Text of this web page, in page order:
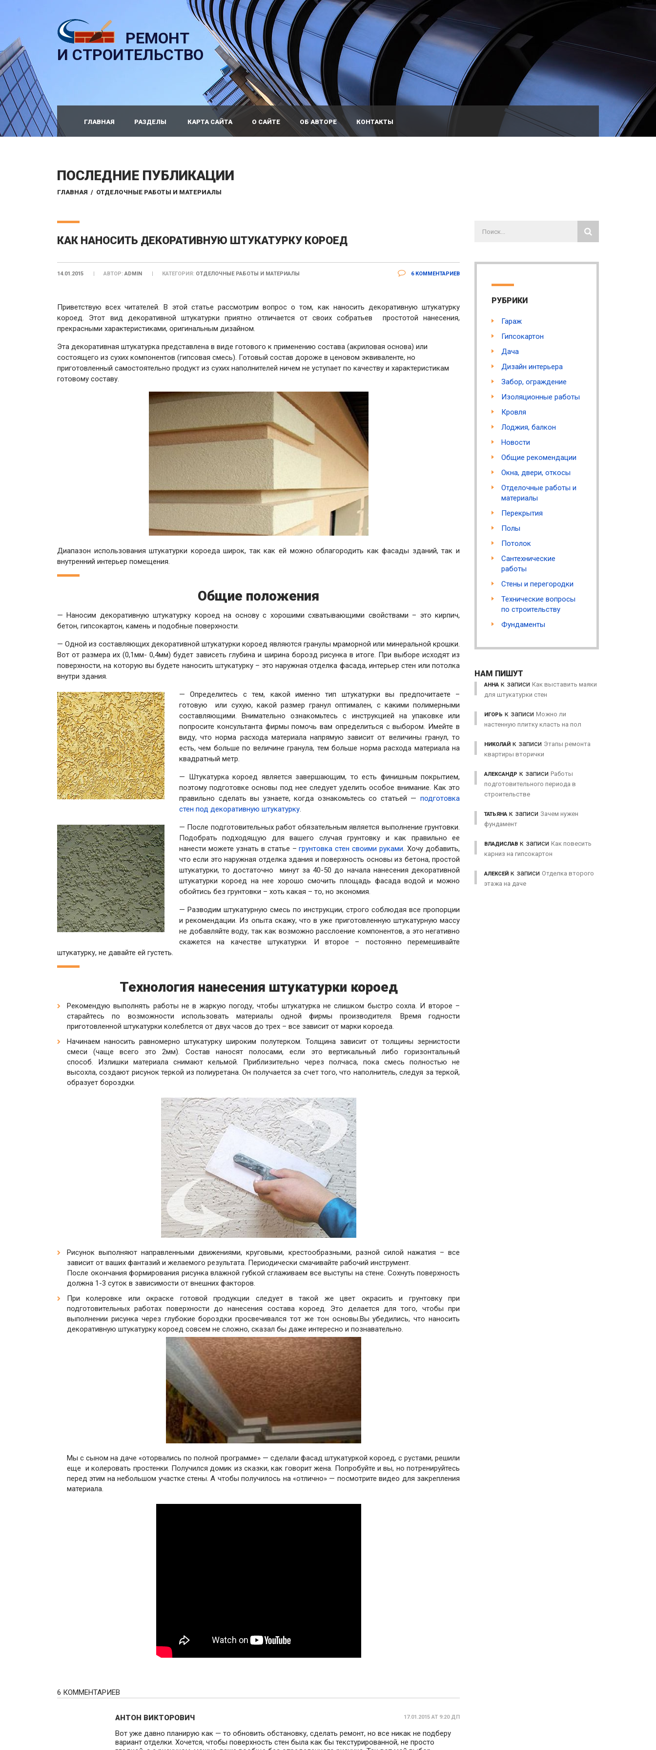
РЕМОНТ
И СТРОИТЕЛЬСТВО
ГЛАВНАЯ РАЗДЕЛЫ КАРТА САЙТА О САЙТЕ ОБ АВТОРЕ КОНТАКТЫ
ПОСЛЕДНИЕ ПУБЛИКАЦИИ
ГЛАВНАЯ / ОТДЕЛОЧНЫЕ РАБОТЫ И МАТЕРИАЛЫ
КАК НАНОСИТЬ ДЕКОРАТИВНУЮ ШТУКАТУРКУ КОРОЕД
14.01.2015 АВТОР:ADMIN КАТЕГОРИЯ: ОТДЕЛОЧНЫЕ РАБОТЫ И МАТЕРИАЛЫ 6 КОММЕНТАРИЕВ
Приветствую всех читателей. В этой статье рассмотрим вопрос о том, как наносить декоративную штукатурку
короед. Этот вид декоративной штукатурки приятно отличается от своих собратьев простотой нанесения,
прекрасными характеристиками, оригинальным дизайном.
Эта декоративная штукатурка представлена в виде готового к применению состава (акриловая основа) или
состоящего из сухих компонентов (гипсовая смесь). Готовый состав дороже в ценовом эквиваленте, но
приготовленный самостоятельно продукт из сухих наполнителей ничем не уступает по качеству и характеристикам
готовому составу.
Диапазон использования штукатурки короеда широк, так как ей можно облагородить как фасады зданий, так и
внутренний интерьер помещения.
Общие положения
— Наносим декоративную штукатурку короед на основу с хорошими схватывающими свойствами – это кирпич,
бетон, гипсокартон, камень и подобные поверхности.
— Одной из составляющих декоративной штукатурки короед являются гранулы мраморной или минеральной крошки.
Вот от размера их (0,1мм- 0,4мм) будет зависеть глубина и ширина борозд рисунка в итоге. При выборе исходят из
поверхности, на которую вы будете наносить штукатурку – это наружная отделка фасада, интерьер стен или потолка
внутри здания.
— Определитесь с тем, какой именно тип штукатурки вы предпочитаете –
готовую или сухую, какой размер гранул оптимален, с какими полимерными
составляющими. Внимательно ознакомьтесь с инструкцией на упаковке или
попросите консультанта фирмы помочь вам определиться с выбором. Имейте в
виду, что норма расхода материала напрямую зависит от величины гранул, то
есть, чем больше по величине гранула, тем больше норма расхода материала на
квадратный метр.
— Штукатурка короед является завершающим, то есть финишным покрытием,
поэтому подготовке основы под нее следует уделить особое внимание. Как это
правильно сделать вы узнаете, когда ознакомьтесь со статьей — подготовка
стен под декоративную штукатурку.
— После подготовительных работ обязательным является выполнение грунтовки.
Подобрать подходящую для вашего случая грунтовку и как правильно ее
нанести можете узнать в статье –грунтовка стен своими руками. Хочу добавить,
что если это наружная отделка здания и поверхность основы из бетона, простой
штукатурки, то достаточно минут за 40-50 до начала нанесения декоративной
штукатурки короед на нее хорошо смочить площадь фасада водой и можно
обойтись без грунтовки – хоть какая – то, но экономия.
— Разводим штукатурную смесь по инструкции, строго соблюдая все пропорции
и рекомендации. Из опыта скажу, что в уже приготовленную штукатурную массу
не добавляйте воду, так как возможно расслоение компонентов, а это негативно
скажется на качестве штукатурки. И второе – постоянно перемешивайте
штукатурку, не давайте ей густеть.
Технология нанесения штукатурки короед
Рекомендую выполнять работы не в жаркую погоду, чтобы штукатурка не слишком быстро сохла. И второе –
старайтесь по возможности использовать материалы одной фирмы производителя. Время годности
приготовленной штукатурки колеблется от двух часов до трех – все зависит от марки короеда.
Начинаем наносить равномерно штукатурку широким полутерком. Толщина зависит от толщины зернистости
смеси (чаще всего это 2мм). Состав наносят полосами, если это вертикальный либо горизонтальный
способ. Излишки материала снимают кельмой. Приблизительно через полчаса, пока смесь полностью не
высохла, создают рисунок теркой из полиуретана. Он получается за счет того, что наполнитель, следуя за теркой,
образует бороздки.
Рисунок выполняют направленными движениями, круговыми, крестообразными, разной силой нажатия – все
зависит от ваших фантазий и желаемого результата. Периодически смачивайте рабочий инструмент.
После окончания формирования рисунка влажной губкой сглаживаем все выступы на стене. Сохнуть поверхность
должна 1-3 суток в зависимости от внешних факторов.
При колеровке или окраске готовой продукции следует в такой же цвет окрасить и грунтовку при
подготовительных работах поверхности до нанесения состава короед. Это делается для того, чтобы при
выполнении рисунка через глубокие бороздки просвечивался тот же тон основы.Вы убедились, что наносить
декоративную штукатурку короед совсем не сложно, сказал бы даже интересно и познавательно.
Мы с сыном на даче «оторвались по полной программе» — сделали фасад штукатуркой короед, с рустами, решили
еще и колеровать простенки. Получился домик из сказки, как говорит жена. Попробуйте и вы, но потренируйтесь
перед этим на небольшом участке стены. А чтобы получилось на «отлично» — посмотрите видео для закрепления
материала.
6 КОММЕНТАРИЕВ
АНТОН ВИКТОРОВИЧ 17.01.2015 AT 9:20 ДП
Вот уже давно планирую как — то обновить обстановку, сделать ремонт, но все никак не подберу
вариант отделки. Хочется, чтобы поверхность стен была как бы текстурированной, не просто
РУБРИКИ
Гараж
Гипсокартон
Дача
Дизайн интерьера
Забор, ограждение
Изоляционные работы
Кровля
Лоджия, балкон
Новости
Общие рекомендации
Окна, двери, откосы
Отделочные работы и
материалы
Перекрытия
Полы
Потолок
Сантехнические
работы
Стены и перегородки
Технические вопросы
по строительству
Фундаменты
НАМ ПИШУТ
АННА к записи Как выставить маяки
для штукатурки стен
ИГОРЬ к записи Можно ли
настенную плитку класть на пол
НИКОЛАЙ к записи Этапы ремонта
квартиры вторички
АЛЕКСАНДР к записи Работы
подготовительного периода в
строительстве
ТАТЬЯНА к записи Зачем нужен
фундамент
ВЛАДИСЛАВ к записи Как повесить
карниз на гипсокартон
АЛЕКСЕЙ к записи Отделка второго
этажа на даче